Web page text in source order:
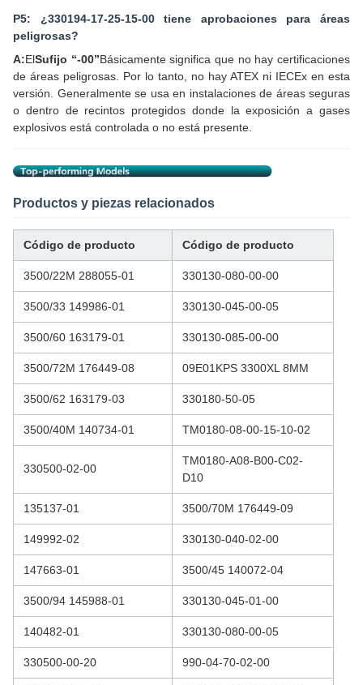
P5: ¿330194-17-25-15-00 tiene aprobaciones para áreas
peligrosas?
A:ElSufijo “-00”Básicamente significa que no hay certificaciones
de áreas peligrosas. Por lo tanto, no hay ATEX ni IECEx en esta
versión. Generalmente se usa en instalaciones de áreas seguras
o dentro de recintos protegidos donde la exposición a gases
explosivos está controlada o no está presente.
Productos y piezas relacionados
Código de producto Código de producto
3500/22M 288055-01 330130-080-00-00
3500/33 149986-01 330130-045-00-05
3500/60 163179-01 330130-085-00-00
3500/72M 176449-08 09E01KPS 3300XL 8MM
3500/62 163179-03 330180-50-05
3500/40M 140734-01 TM0180-08-00-15-10-02
330500-02-00
TM0180-A08-B00-C02-
D10
135137-01 3500/70M 176449-09
149992-02 330130-040-02-00
147663-01 3500/45 140072-04
3500/94 145988-01 330130-045-01-00
140482-01 330130-080-00-05
330500-00-20 990-04-70-02-00